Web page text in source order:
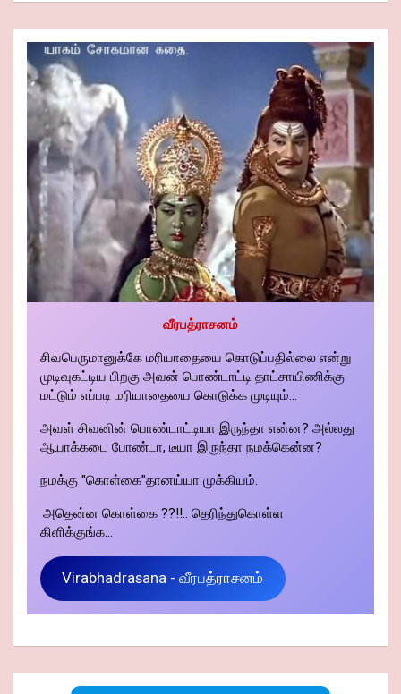
வீரபத்ராசனம்
சிவபெருமானுக்கே மரியாதையை கொடுப்பதில்லை என்று
முடிவுகட்டிய பிறகு அவன் பொண்டாட்டி தாட்சாயிணிக்கு
மட்டும் எப்படி மரியாதையை கொடுக்க முடியும்...
அவள் சிவனின் பொண்டாட்டியா இருந்தா என்ன? அல்லது
ஆயாக்கடை போண்டா, டீயா இருந்தா நமக்கென்ன?
நமக்கு "கொள்கை"தானய்யா முக்கியம்.
அதென்ன கொள்கை ??!!.. தெரிந்துகொள்ள
கிளிக்குங்க...
Virabhadrasana - வீரபத்ராசனம்